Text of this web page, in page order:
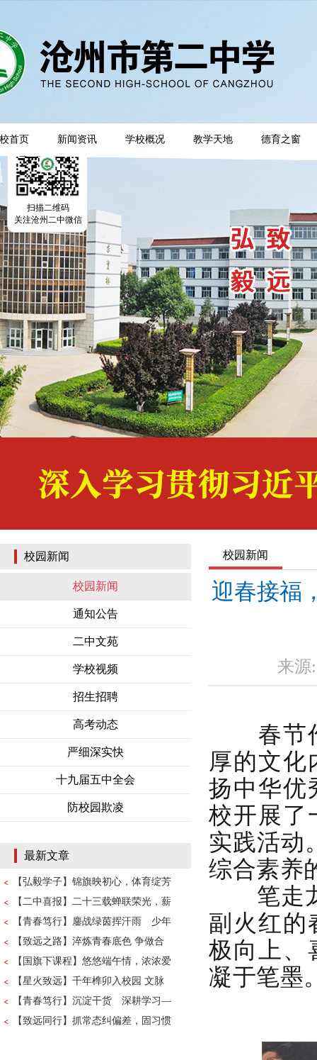
首页 新闻资讯 学校概况 教学天地 德育之窗
校园新闻
校园新闻
通知公告
二中文苑
学校视频
招生招聘
高考动态
严细深实快
十九届五中全会
防校园欺凌
最新文章
【弘毅学子】锦旗映初心，体育绽芳
【二中喜报】二十三载蝉联荣光，薪
【青春笃行】鏖战绿茵挥汗雨 少年
【致远之路】淬炼青春底色 争做合
【国旗下课程】悠悠端午情，浓浓爱
【星火致远】千年榫卯入校园 文脉
【青春笃行】沉淀干货 深耕学习—
【致远同行】抓常态纠偏差，固习惯
校园新闻
迎春接福
来源
春节作
厚的文
扬中华优
校开展了
实践活动
综合素养
笔走龙
副火红的
极向上、
凝于笔墨
扫描二维码
关注沧州二中微信